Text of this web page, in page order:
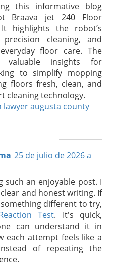
this informative blog
Braava jet 240 Floor
highlights the robot’s
cleaning, and
floor care. The
valuable insights for
to simplify mopping
floors fresh, clean, and
cleaning technology.
augusta county
25 de julio de 2026 a
such an enjoyable post. I
and honest writing. If
different to try,
Test. It's quick,
can understand it in
each attempt feels like a
of repeating the